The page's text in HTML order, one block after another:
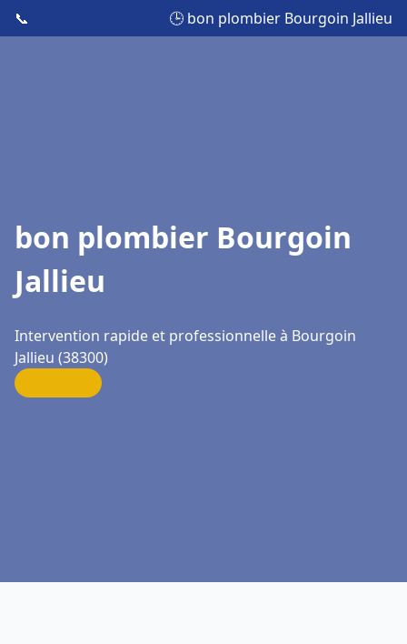
📞 🕒 bon plombier Bourgoin Jallieu
bon plombier Bourgoin
Jallieu
Intervention rapide et professionnelle à Bourgoin
Jallieu (38300)